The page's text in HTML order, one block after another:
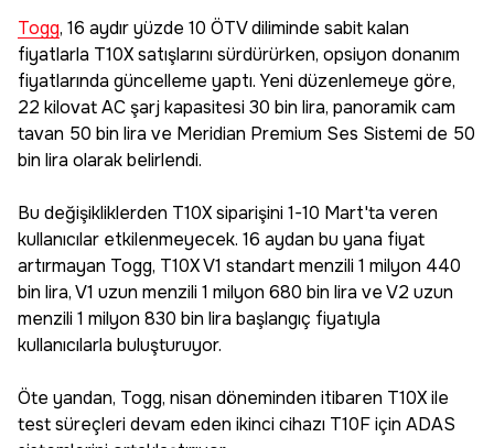
Togg, 16 aydır yüzde 10 ÖTV diliminde sabit kalan
fiyatlarla T10X satışlarını sürdürürken, opsiyon donanım
fiyatlarında güncelleme yaptı. Yeni düzenlemeye göre,
22 kilovat AC şarj kapasitesi 30 bin lira, panoramik cam
tavan 50 bin lira ve Meridian Premium Ses Sistemi de 50
bin lira olarak belirlendi.
Bu değişikliklerden T10X siparişini 1-10 Mart'ta veren
kullanıcılar etkilenmeyecek. 16 aydan bu yana fiyat
artırmayan Togg, T10X V1 standart menzili 1 milyon 440
bin lira, V1 uzun menzili 1 milyon 680 bin lira ve V2 uzun
menzili 1 milyon 830 bin lira başlangıç fiyatıyla
kullanıcılarla buluşturuyor.
Öte yandan, Togg, nisan döneminden itibaren T10X ile
test süreçleri devam eden ikinci cihazı T10F için ADAS